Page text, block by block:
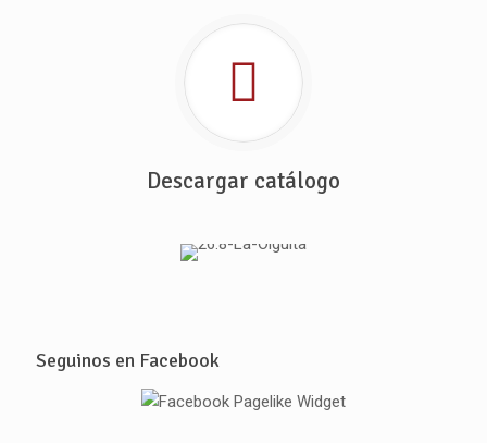
Descargar catálogo
Seguinos en Facebook